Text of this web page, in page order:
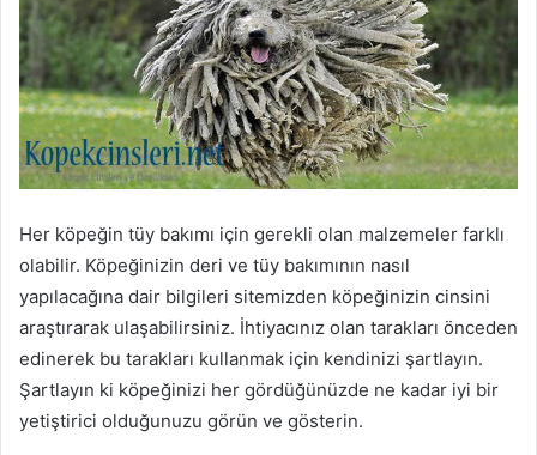
Her köpeğin tüy bakımı için gerekli olan malzemeler farklı
olabilir. Köpeğinizin deri ve tüy bakımının nasıl
yapılacağına dair bilgileri sitemizden köpeğinizin cinsini
araştırarak ulaşabilirsiniz. İhtiyacınız olan tarakları önceden
edinerek bu tarakları kullanmak için kendinizi şartlayın.
Şartlayın ki köpeğinizi her gördüğünüzde ne kadar iyi bir
yetiştirici olduğunuzu görün ve gösterin.